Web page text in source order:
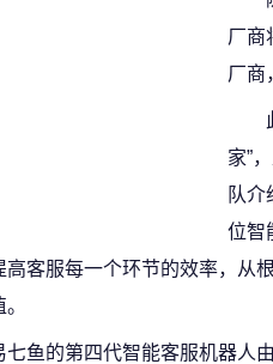
厂商
厂商
家”
队介
位智
高客服每一个环节的效率，从
七鱼的第四代智能客服机器人